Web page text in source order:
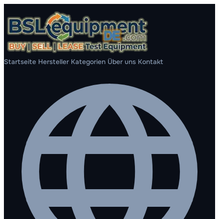
Startseite Hersteller Kategorien Über uns Kontakt